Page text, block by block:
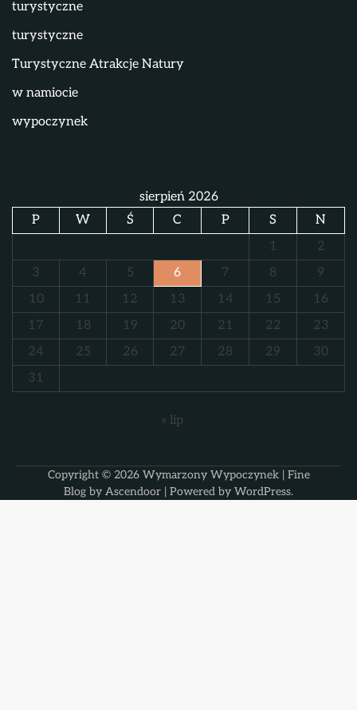
turystyczne
turystyczne
Turystyczne Atrakcje Natury
w namiocie
wypoczynek
sierpień 2026
P
W Ś C P S
N
1
2
3
4 5 6 7 8
9
10
11 12 13 14 15
16
17
18 19 20 21 22
23
24
25 26 27 28 29
30
31
« lip
Copyright © 2026 Wymarzony Wypoczynek| Fine
Blog by Ascendoor | Powered by WordPress.